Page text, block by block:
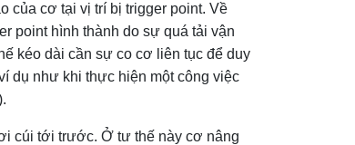
của cơ tại vị trí bị trigger point. Về
point hình thành do sự quá tải vận
kéo dài cần sự co cơ liên tục để duy
dụ như khi thực hiện một công việc
cúi tới trước. Ở tư thế này cơ nâng